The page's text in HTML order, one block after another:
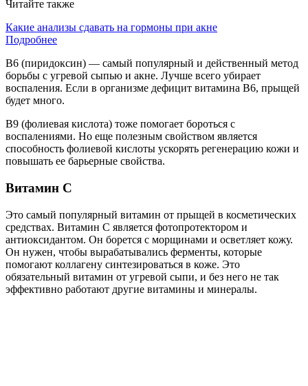
Читайте также
Какие анализы сдавать на гормоны при акне
Подробнее
В6 (пиридоксин) — самый популярный и действенный метод
борьбы с угревой сыпью и акне. Лучше всего убирает
воспаления. Если в организме дефицит витамина В6, прыщей
будет много.
В9 (фолиевая кислота) тоже помогает бороться с
воспалениями. Но еще полезным свойством является
способность фолиевой кислоты ускорять регенерацию кожи и
повышать ее барьерные свойства.
Витамин С
Это самый популярный витамин от прыщей в косметических
средствах. Витамин С является фотопротектором и
антиоксидантом. Он борется с морщинами и осветляет кожу.
Он нужен, чтобы вырабатывались ферменты, которые
помогают коллагену синтезироваться в коже. Это
обязательный витамин от угревой сыпи, и без него не так
эффективно работают другие витамины и минералы.